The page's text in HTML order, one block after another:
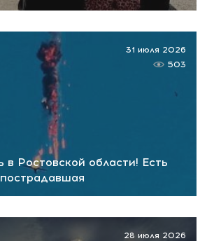
Ростовской области! Есть
31 июля 2026
503
28 июля 2026